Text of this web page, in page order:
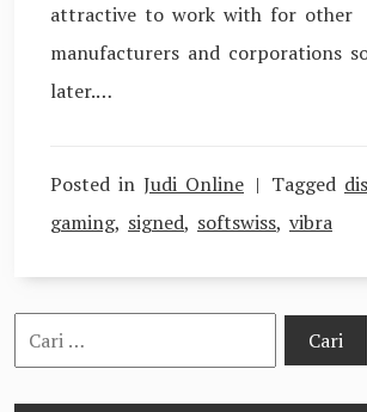
attractive to work with for other
manufacturers and corporations
later.…
Posted in Judi Online Tagged
gaming, signed, softswiss, vibra
Cari
untuk: